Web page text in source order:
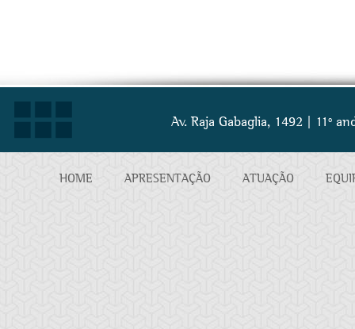
Av. Raja Gabaglia, 1492 | 11º
HOME APRESENTAÇÃO ATUAÇÃO